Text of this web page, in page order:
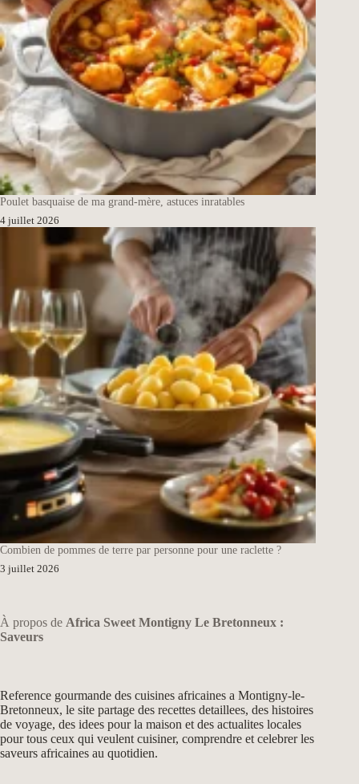
Poulet basquaise de ma grand-mère, astuces inratables
4 juillet 2026
Combien de pommes de terre par personne pour une raclette ?
3 juillet 2026
À propos de Africa Sweet Montigny Le Bretonneux :
Saveurs
Reference gourmande des cuisines africaines a Montigny-le-
Bretonneux, le site partage des recettes detaillees, des histoires
de voyage, des idees pour la maison et des actualites locales
pour tous ceux qui veulent cuisiner, comprendre et celebrer les
saveurs africaines au quotidien.